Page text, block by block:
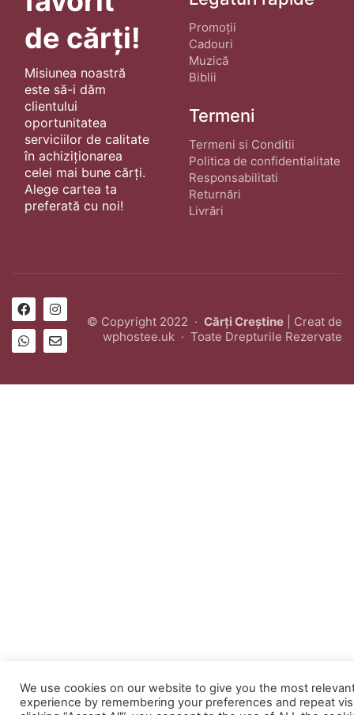
de cărți!
Misiunea noastră
este să-i dăm
clientului
oportunitatea
serviciilor de calitate
în achiziționarea
celei mai bune cărți.
Alege cartea ta
preferată cu noi!
Promoții
Cadouri
Muzică
Biblii
Termeni
Termeni si Conditii
Politica de confidentialitate
Responsabilitati
Returnări
Livrări
© Copyright 2022 · Cărți Creștine | Creat de
wphostee.uk · Toate Drepturile Rezervate
We use cookies on our website to give you the most
experience by remembering your preferences and repeat